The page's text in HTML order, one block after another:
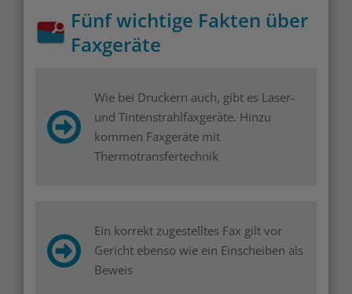
Fünf wichtige Fakten über
Faxgeräte
Wie bei Druckern auch, gibt es Laser-
und Tintenstrahlfaxgeräte. Hinzu
kommen Faxgeräte mit
Thermotransfertechnik
Ein korrekt zugestelltes Fax gilt vor
Gericht ebenso wie ein Einscheiben als
Beweis